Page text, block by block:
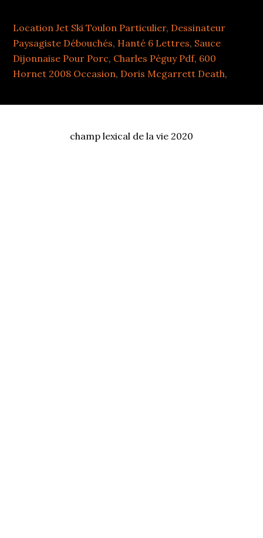
Location Jet Ski Toulon Particulier, Dessinateur
Paysagiste Débouchés, Hanté 6 Lettres, Sauce
Dijonnaise Pour Porc, Charles Péguy Pdf, 600
Hornet 2008 Occasion, Doris Mcgarrett Death,
champ lexical de la vie 2020